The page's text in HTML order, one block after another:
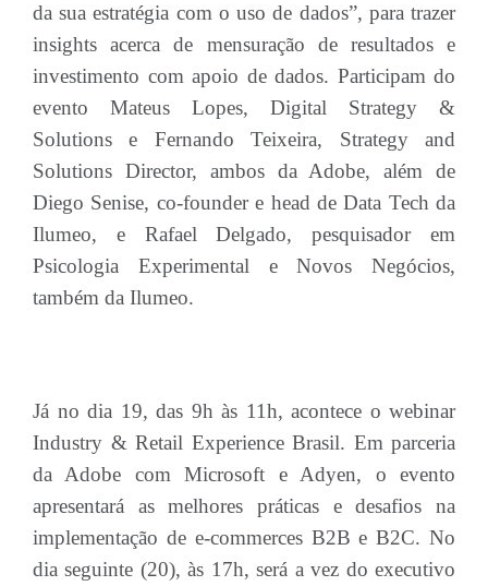
da sua estratégia com o uso de dados”, para trazer
insights acerca de mensuração de resultados e
investimento com apoio de dados. Participam do
evento Mateus Lopes, Digital Strategy &
Solutions e Fernando Teixeira, Strategy and
Solutions Director, ambos da Adobe, além de
Diego Senise, co-founder e head de Data Tech da
Ilumeo, e Rafael Delgado, pesquisador em
Psicologia Experimental e Novos Negócios,
também da Ilumeo.
Já no dia 19, das 9h às 11h, acontece o webinar
Industry & Retail Experience Brasil. Em parceria
da Adobe com Microsoft e Adyen, o evento
apresentará as melhores práticas e desafios na
implementação de e-commerces B2B e B2C. No
dia seguinte (20), às 17h, será a vez do executivo